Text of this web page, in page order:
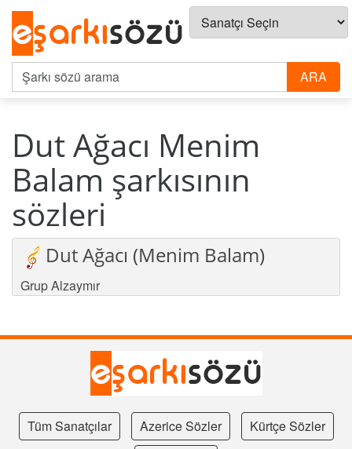
Dut Ağacı Menim
Balam şarkısının
sözleri
Dut Ağacı (Menim Balam)
Grup Alzaymır
Tüm Sanatçılar Azerice Sözler
Kürtçe Sözler